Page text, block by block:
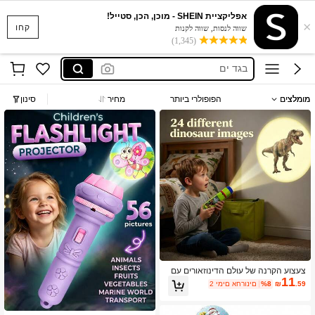
קחו ×
אפליקציית SHEIN - מוכן, הכן, סטייל!
שווה לנסות, שווה לקנות
(1,345)
סקוישים
anewsta שמלות
בגד ים
חצאיות
חולצות נשים
סקוישים
anewsta שמלות
מומלצים הפופולרי ביותר מחיר סינון
צעצוע הקרנה של עולם הדינוזאורים עם
3 כרטיסי הקרנה של דינוזאורים, זיהוי דינו
זאורים וחקר עקרונות הקרנה מדעיים, מת
₪11.59
%8 2 ימים אחרונים